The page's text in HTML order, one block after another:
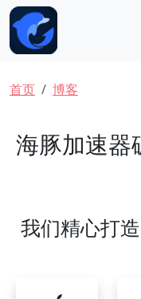
跳转到主要内容
面包屑
首页 博客
海豚加速器
我们精心打